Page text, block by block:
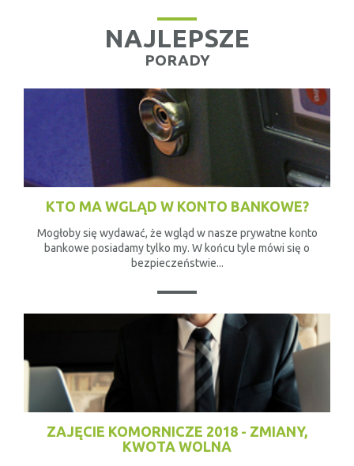
NAJLEPSZE
PORADY
KTO MA WGLĄD W KONTO BANKOWE?
Mogłoby się wydawać, że wgląd w nasze prywatne konto
bankowe posiadamy tylko my. W końcu tyle mówi się o
bezpieczeństwie...
ZAJĘCIE KOMORNICZE 2018 - ZMIANY,
KWOTA WOLNA